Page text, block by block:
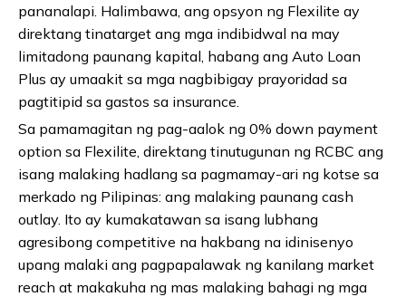
pananalapi. Halimbawa, ang opsyon ng Flexilite ay
direktang tinatarget ang mga indibidwal na may
limitadong paunang kapital, habang ang Auto Loan
Plus ay umaakit sa mga nagbibigay prayoridad sa
pagtitipid sa gastos sa insurance.
Sa pamamagitan ng pag-aalok ng 0% down payment
option sa Flexilite, direktang tinutugunan ng RCBC ang
isang malaking hadlang sa pagmamay-ari ng kotse sa
merkado ng Pilipinas: ang malaking paunang cash
outlay. Ito ay kumakatawan sa isang lubhang
agresibong competitive na hakbang na idinisenyo
upang malaki ang pagpapalawak ng kanilang market
reach at makakuha ng mas malaking bahagi ng mga